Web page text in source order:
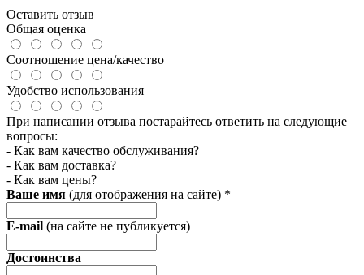
Оставить отзыв
Общая оценка
Соотношение цена/качество
Удобство использования
При написании отзыва постарайтесь ответить на следующие
вопросы:
- Как вам качество обслуживания?
- Как вам доставка?
- Как вам цены?
Ваше имя (для отображения на сайте) *
E-mail (на сайте не публикуется)
Достоинства